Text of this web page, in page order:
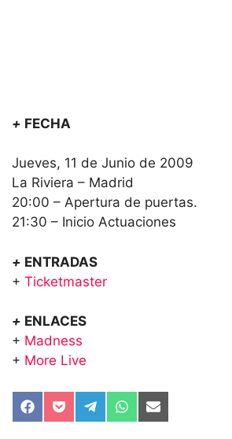
+ FECHA
Jueves, 11 de Junio de 2009
La Riviera – Madrid
20:00 – Apertura de puertas.
21:30 – Inicio Actuaciones
+ ENTRADAS
+ Ticketmaster
+ ENLACES
+ Madness
+ More Live
Compartir
en
Compartir
en
Compartir
en
Compartir
en
Compartir
en